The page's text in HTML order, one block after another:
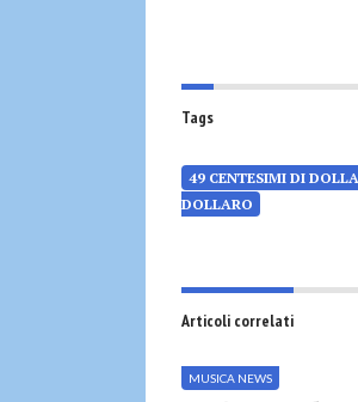
Tags
49 CENTESIMI DI
DOLLARO
Articoli correlati
MUSICA NEWS